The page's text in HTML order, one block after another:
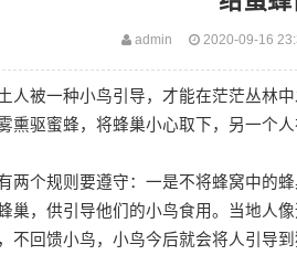
admin 2020-09-16
被一种小鸟引导，才能在茫茫丛林中
熏驱蜜蜂，将蜂巢小心取下，另一个
个规则要遵守：一是不将蜂窝中的蜂
巢，供引导他们的小鸟食用。当地人
不回馈小鸟，小鸟今后就会将人引导到